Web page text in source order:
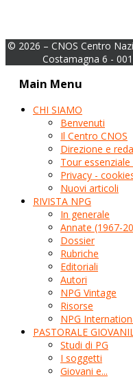
© 2026 – CNOS Centro
Costamagna 6 -
Main Menu
CHI SIAMO
Benvenuti
Il Centro CNOS
Direzione e
Tour
Privacy -
Nuovi articoli
RIVISTA NPG
In generale
Annate (1967-
Dossier
Rubriche
Editoriali
Autori
NPG Vintage
Risorse
NPG
PASTORALE
Studi di PG
I soggetti
Giovani e...